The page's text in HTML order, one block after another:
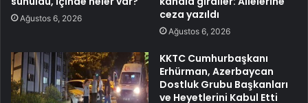
Ağustos 6, 2026
ceza yazıldı
Ağustos 6, 2026
KKTC Cumhurbaşkanı
Erhürman, Azerbaycan
Dostluk Grubu Başkanları
ve Heyetlerini Kabul Etti